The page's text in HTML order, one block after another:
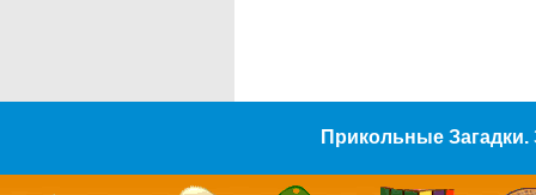
Прикольные